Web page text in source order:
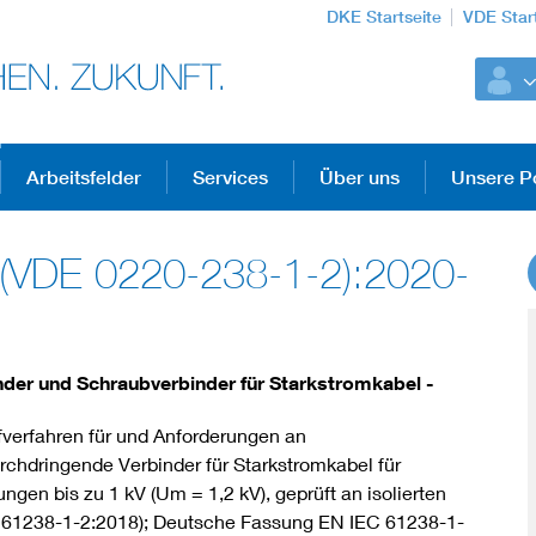
DKE Startseite VDE
DKE Fachinformationen im Kontext der
Cybersecurity in der Industrieautomatisierung
Arbeitsfelder Services Über uns Unsere
0220-238-1-2):2020-
und Schraubverbinder für Starkstromkabel -
für und Anforderungen an
Verbinder für Starkstromkabel für
bis zu 1 kV (Um = 1,2 kV), geprüft an isolierten
1-2:2018); Deutsche Fassung EN IEC 61238-1-